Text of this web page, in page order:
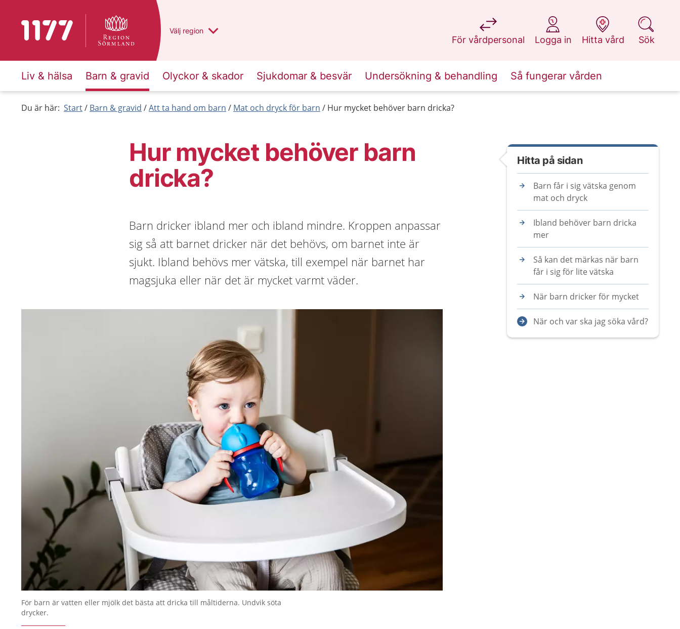
Till startsidan för 1177 Du har valt region
Välj en annan
region
För vårdpersonal
på 1177.se
Logga in
på 1177.se
Hitta vård
på 1177.se
Sök
på 1177.se
Liv & hälsa Barn & gravid Olyckor & skador Sjukdomar & besvär Undersökning & behandling Så fungerar vården
Du är här: Start Barn & gravid Att ta hand om barn Mat och dryck för barn Hur mycket behöver barn dricka?
Hur mycket behöver barn
dricka?
Barn dricker ibland mer och ibland mindre. Kroppen anpassar
sig så att barnet dricker när det behövs, om barnet inte är
sjukt. Ibland behövs mer vätska, till exempel när barnet har
magsjuka eller när det är mycket varmt väder.
För barn är vatten eller mjölk det bästa att dricka till måltiderna. Undvik söta
drycker.
Hitta på sidan
Barn får i sig vätska genom
mat och dryck
Ibland behöver barn dricka
mer
Så kan det märkas när barn
får i sig för lite vätska
När barn dricker för mycket
När och var ska jag söka vård?